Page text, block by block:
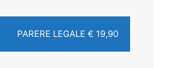
PARERE LEGALE € 19,90